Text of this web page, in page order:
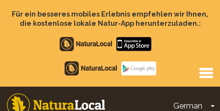
zumFür ein besseres mobiles Erlebnis empfehlen wir Ihnen,
die kostenlose lokale Natur-App herunterzuladen.:
Apple
store
Google
Play
German